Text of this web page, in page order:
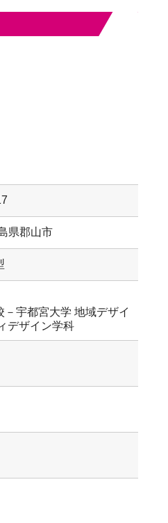
県郡山市
宇都宮大学 地域デザイ
デザイン学科